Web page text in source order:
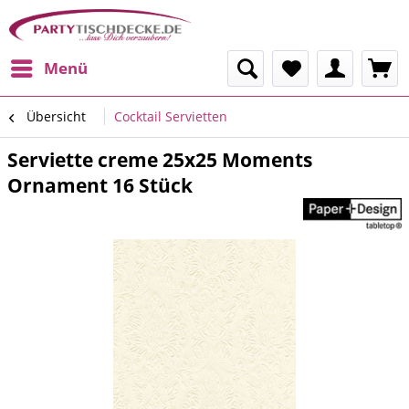
Menü
Übersicht Cocktail Servietten
Serviette creme 25x25 Moments
Ornament 16 Stück